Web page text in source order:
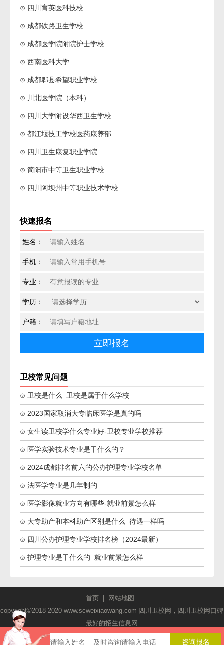
⊙ 四川育英医科技校
⊙ 成都铁路卫生学校
⊙ 成都医学院附院护士学校
⊙ 西南医科大学
⊙ 成都郫县希望职业学校
⊙ 川北医学院（本科）
⊙ 四川大学附设华西卫生学校
⊙ 都江堰技工学校医药康养部
⊙ 四川卫生康复职业学院
⊙ 简阳市中等卫生职业学校
⊙ 四川阿坝州中等职业技术学校
快速报名
姓名：
手机：
专业：
学历：
户籍：
卫校常见问题
⊙ 卫校是什么_卫校是属于什么学校
⊙ 2023国家取消大专临床医学是真的吗
⊙ 女生读卫校学什么专业好-卫校专业学校推荐
⊙ 医学实验技术专业是干什么的？
⊙ 2024成都排名前六的公办护理专业学校名单
⊙ 法医学专业是几年制的
⊙ 医学影像就业方向有哪些-就业前景怎么样
⊙ 大专助产和本科助产区别是什么_待遇一样吗
⊙ 四川公办护理专业学校排名榜（2024最新）
⊙ 护理专业是干什么的_就业前景怎么样
首页|
网站地图
copyright©2018-2020 www.scweixiaowang.com 四川卫校网，四川卫校网口碑
最好的招生信息网